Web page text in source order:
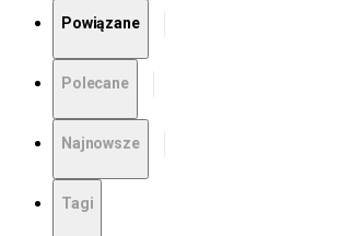
Powiązane
Polecane
Najnowsze
Tagi